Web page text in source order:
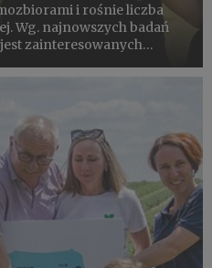
i rośnie liczba
Wg. najnowszych badań
zainteresowanych
na 20 plantacji w 8